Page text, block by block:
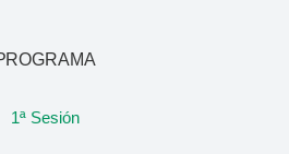
1ª Sesión